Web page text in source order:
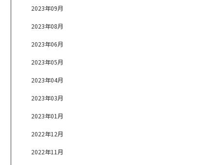
2023年09月
2023年08月
2023年06月
2023年05月
2023年04月
2023年03月
2023年01月
2022年12月
2022年11月